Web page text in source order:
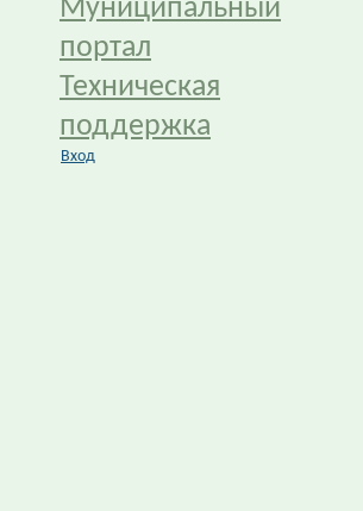
Муниципальный
портал
Техническая
поддержка
Вход